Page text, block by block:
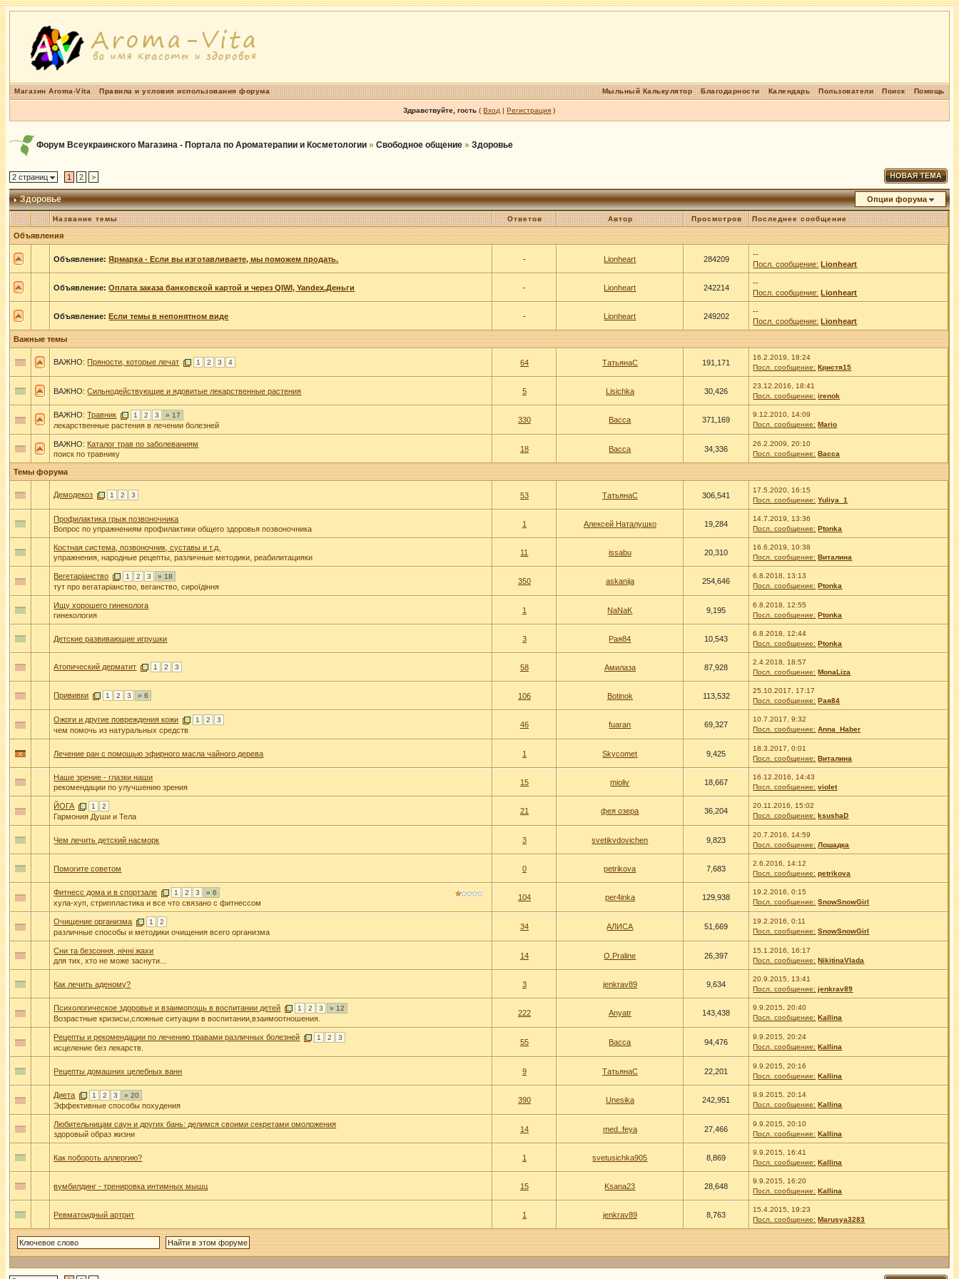
Магазин Aroma-Vita Правила и условия использования форума Помощь
Поиск
Пользователи
Календарь
Благодарности
Мыльный Калькулятор
Здравствуйте, гость (Вход |Регистрация )
Форум Всеукраинского Магазина - Портала по Ароматерапии и Косметологии »Свободное общение »Здоровье
2 страниц 1 2 >
Здоровье Опции форума
Название темы Ответов Автор Просмотров Последнее сообщение
Объявления
Объявление:Ярмарка - Если вы изготавливаете, мы поможем продать. - Lionheart 284209
--
Посл. сообщение: Lionheart
Объявление:Оплата заказа банковской картой и через QIWI, Yandex.Деньги - Lionheart 242214
--
Посл. сообщение: Lionheart
Объявление:Если темы в непонятном виде - Lionheart 249202
--
Посл. сообщение: Lionheart
Важные темы
ВАЖНО: Пряности, которые лечат 1 2 3 4 64 ТатьянаС 191,171
16.2.2019, 18:24
Посл. сообщение: Кристя15
ВАЖНО:Сильнодействующие и ядовитые лекарственные растения 5 Lisichka 30,426
23.12.2016, 18:41
Посл. сообщение: irenok
ВАЖНО:Травник 1 2 3 » 17
лекарственные растения в лечении болезней
330 Васса 371,169
9.12.2010, 14:09
Посл. сообщение: Mario
ВАЖНО: Каталог трав по заболеваниям
поиск по травнику
18 Васса 34,336
26.2.2009, 20:10
Посл. сообщение: Васса
Темы форума
Демодекоз 1 2 3 53 ТатьянаС 306,541
17.5.2020, 16:15
Посл. сообщение: Yuliya_1
Профилактика грыж позвоночника
Вопрос по упражнениям профилактики общего здоровья позвоночника
1 Алексей Наталушко 19,284
14.7.2019, 13:36
Посл. сообщение: Ptonka
Костная система, позвоночник, суставы и т.д.
упражнения, народные рецепты, различные методики, реабилитацияки
11 issabu 20,310
16.6.2019, 10:38
Посл. сообщение: Виталина
Вегетаріанство 1 2 3 » 18
тут про вегатаріанство, веганство, сироїдіння
350 askanija 254,646
6.8.2018, 13:13
Посл. сообщение: Ptonka
Ищу хорошего гинеколога
гинекология
1 NaNaK 9,195
6.8.2018, 12:55
Посл. сообщение: Ptonka
Детские развивающие игрушки 3 Рая84 10,543
6.8.2018, 12:44
Посл. сообщение: Ptonka
Атопический дерматит 1 2 3 58 Амилаза 87,928
2.4.2018, 18:57
Посл. сообщение: MonaLiza
Прививки 1 2 3 » 6 106 Botinok 113,532
25.10.2017, 17:17
Посл. сообщение: Рая84
Ожоги и другие повреждения кожи 1 2 3
чем помочь из натуральных средств
46 fuaran 69,327
10.7.2017, 9:32
Посл. сообщение: Anna_Haber
Лечение ран с помощью эфирного масла чайного дерева 1 Skycomet 9,425
18.3.2017, 0:01
Посл. сообщение: Виталина
Наше зрение - глазки наши
рекомендации по улучшению зрения
15 mioliv 18,667
16.12.2016, 14:43
Посл. сообщение: violet
ЙОГА 1 2
Гармония Души и Тела
21 фея озера 36,204
20.11.2016, 15:02
Посл. сообщение: ksushaD
Чем лечить детский насморк 3 svetikvdovichen 9,823
20.7.2016, 14:59
Посл. сообщение: Лошадка
Помогите советом 0 petrikova 7,683
2.6.2016, 14:12
Посл. сообщение: petrikova
Фитнесс дома и в спортзале 1 2 3 » 6
хула-хуп, стриппластика и все что связано с фитнессом
104 per4inka 129,938
19.2.2016, 0:15
Посл. сообщение: SnowSnowGirl
Очищение организма 1 2
различные способы и методики очищения всего организма
34 АЛИСА 51,669
19.2.2016, 0:11
Посл. сообщение: SnowSnowGirl
Сни та безсоння, нiчнi жахи
для тих, хто не може заснути...
14 O.Praline 26,397
15.1.2016, 16:17
Посл. сообщение: NikitinaVlada
Как лечить аденому? 3 jenkrav89 9,634
20.9.2015, 13:41
Посл. сообщение: jenkrav89
Психологическое здоровье и взаимопощь в воспитании детей 1 2 3 » 12
Возрастные кризисы,сложные ситуации в воспитании,взаимоотношения.
222 Anyatr 143,438
9.9.2015, 20:40
Посл. сообщение: Kallina
Рецепты и рекомендации по лечению травами различных болезней 1 2 3
исцеление без лекарств.
55 Васса 94,476
9.9.2015, 20:24
Посл. сообщение: Kallina
Рецепты домашних целебных ванн 9 ТатьянаС 22,201
9.9.2015, 20:16
Посл. сообщение: Kallina
Диета 1 2 3 » 20
Эффективные способы похудения
390 Unesika 242,951
9.9.2015, 20:14
Посл. сообщение: Kallina
Любительницам саун и других бань: делимся своими секретами омоложения
здоровый образ жизни
14 med..feya 27,466
9.9.2015, 20:10
Посл. сообщение: Kallina
Как побороть аллергию? 1 svetusichka905 8,869
9.9.2015, 16:41
Посл. сообщение: Kallina
вумбилдинг - тренировка интимных мышц 15 Ksana23 28,648
9.9.2015, 16:20
Посл. сообщение: Kallina
Ревматоидный артрит 1 jenkrav89 8,763
15.4.2015, 19:23
Посл. сообщение: Marusya3283